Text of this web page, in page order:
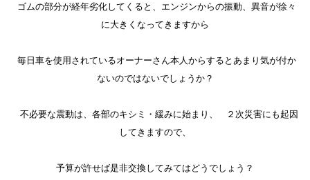
ゴムの部分が経年劣化してくると、エンジンからの振動、異音が徐々
に大きくなってきますから
毎日車を使用されているオーナーさん本人からするとあまり気が付か
ないのではないでしょうか？
不必要な震動は、各部のキシミ・緩みに始まり、 ２次災害にも起因
してきますので、
予算が許せば是非交換してみてはどうでしょう？